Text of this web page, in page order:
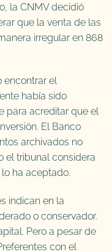
la CNMV decidió
que la venta de las
irregular en 868
encontrar el
había sido
para acreditar que el
El Banco
archivados no
el tribunal considera
ha aceptado.
indican en la
o conservador.
Pero a pesar de
con el